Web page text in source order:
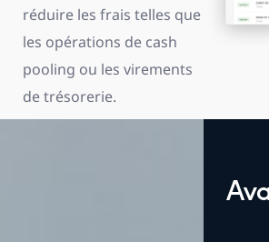
réduire les frais telles que
les opérations de cash
pooling ou les virements
de trésorerie.